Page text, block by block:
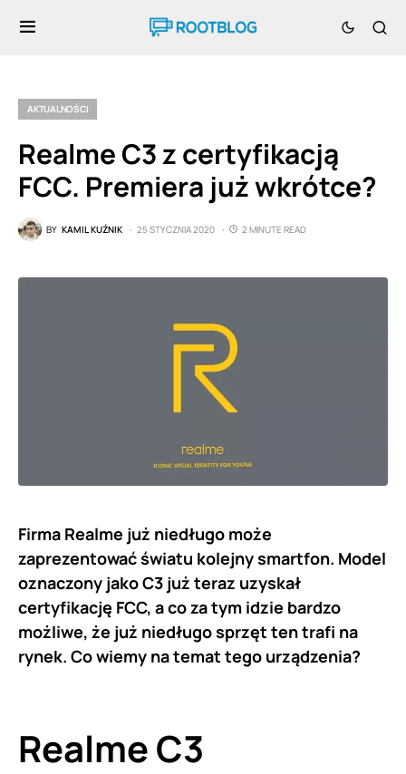
AKTUALNOŚCI
Realme C3 z certyfikacją
FCC. Premiera już wkrótce?
BY KAMIL KUŹNIK 25 STYCZNIA 2020 2 MINUTE READ
Firma Realme już niedługo może
zaprezentować światu kolejny smartfon. Model
oznaczony jako C3 już teraz uzyskał
certyfikację FCC, a co za tym idzie bardzo
możliwe, że już niedługo sprzęt ten trafi na
rynek. Co wiemy na temat tego urządzenia?
Realme C3